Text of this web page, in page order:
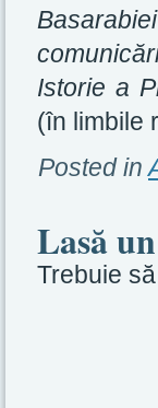
Istorie a
(în limbile
Posted in
Lasă
Trebuie